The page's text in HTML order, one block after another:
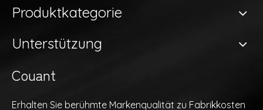
Produktkategorie
Unterstützung
Couant
Erhalten Sie berühmte Markenqualität zu Fabrikkosten